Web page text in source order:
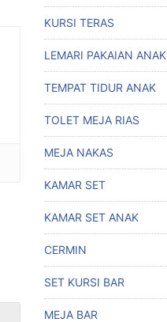
KURSI TERAS
LEMARI PAKAIAN ANAK
TEMPAT TIDUR ANAK
TOLET MEJA RIAS
MEJA NAKAS
KAMAR SET
KAMAR SET ANAK
CERMIN
SET KURSI BAR
MEJA BAR